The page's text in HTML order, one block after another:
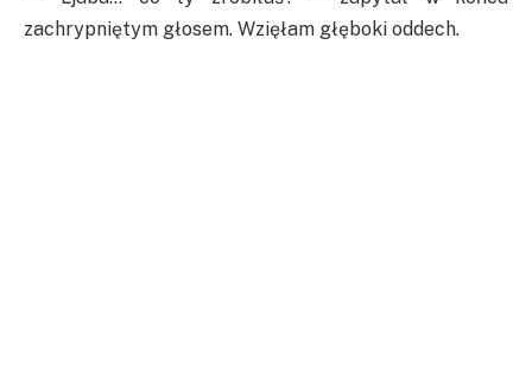
zachrypniętym głosem. Wzięłam głęboki oddech.